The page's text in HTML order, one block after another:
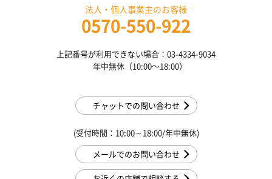
法人・個人事業主のお客様
0570-550-922
上記番号が利用できない場合：03-4334-9034
年中無休（10:00〜18:00）
チャットでの問い合わせ
(受付時間：10:00～18:00/年中無休)
メールでのお問い合わせ